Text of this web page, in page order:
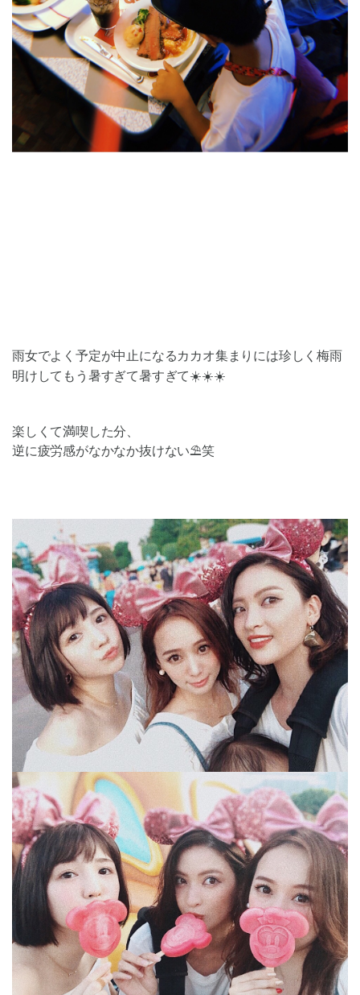
雨女でよく予定が中止になるカカオ集まりには珍しく梅雨
明けして もう暑すぎて暑すぎて☀️☀️☀️
楽しくて満喫した分、
逆に疲労感がなかなか抜けない⛱笑